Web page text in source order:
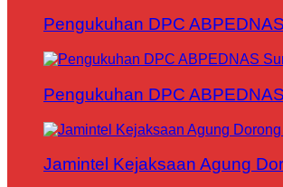
Pengukuhan DPC
Pengukuhan DPC
Jamintel Kejaksaan Agung